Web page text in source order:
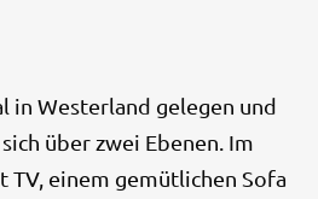
in Westerland gelegen und
über zwei Ebenen. Im
TV, einem gemütlichen Sofa